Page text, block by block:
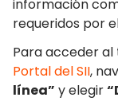
información
requeridos por
Para acceder
Portal del SII,
línea” y elegir